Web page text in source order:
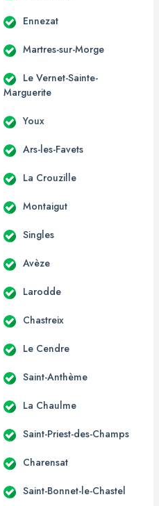
Ennezat
Martres-sur-Morge
Le Vernet-Sainte-
Marguerite
Youx
Ars-les-Favets
La Crouzille
Montaigut
Singles
Avèze
Larodde
Chastreix
Le Cendre
Saint-Anthème
La Chaulme
Saint-Priest-des-Champs
Charensat
Saint-Bonnet-le-Chastel